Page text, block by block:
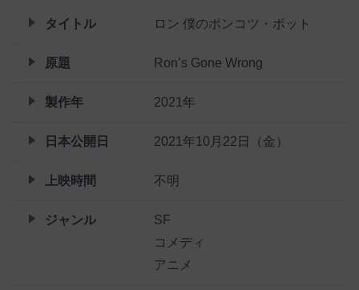
タイトル ロン 僕のポンコツ・ボット
原題 Ron’s Gone Wrong
製作年 2021年
日本公開日 2021年10月22日（金）
上映時間 不明
ジャンル
SF
コメディ
アニメ